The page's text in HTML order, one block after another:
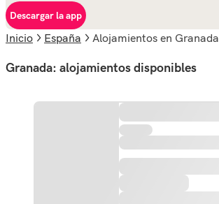
Descargar la app
Inicio España alojamientos en Granada
Granada: alojamientos disponibles